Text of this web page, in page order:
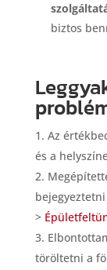
biztos
Az
és a
>
töröltetni a